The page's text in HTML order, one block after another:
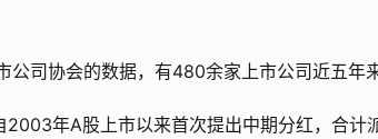
公司协会的数据，有480余家上市公司近五年
2003年A股上市以来首次提出中期分红，合